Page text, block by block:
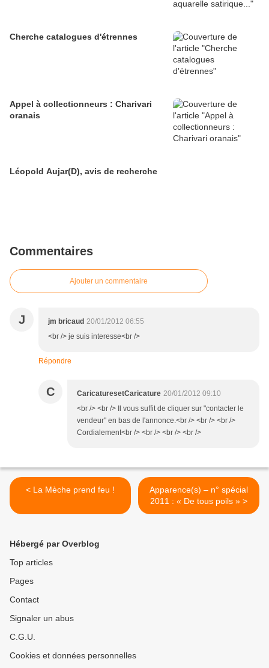
Cherche catalogues d'étrennes
Appel à collectionneurs : Charivari
oranais
Léopold Aujar(D), avis de recherche
Commentaires
Ajouter un commentaire
J jm bricaud 20/01/2012 06:55
<br /> je suis interesse<br />
Répondre
C CaricaturesetCaricature 20/01/2012 09:10
<br /> <br /> Il vous suffit de cliquer sur "contacter le
vendeur" en bas de l'annonce.<br /> <br /> <br />
Cordialement<br /> <br /> <br /> <br />
< La Mèche prend feu !
Apparence(s) – n° spécial
2011 : « De tous poils » >
Hébergé par Overblog
Top articles
Pages
Contact
Signaler un abus
C.G.U.
Cookies et données personnelles